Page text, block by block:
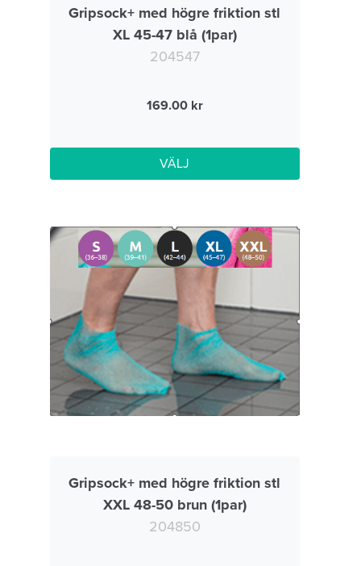
Gripsock+ med högre friktion stl
XL 45-47 blå (1par)
204547
169.00
VÄLJ
Gripsock+ med högre friktion stl
XXL 48-50 brun (1par)
204850